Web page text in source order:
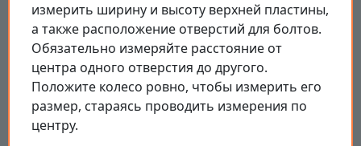
измерить ширину и высоту верхней пластины,
а также расположение отверстий для болтов.
Обязательно измеряйте расстояние от
центра одного отверстия до другого.
Положите колесо ровно, чтобы измерить его
размер, стараясь проводить измерения по
центру.